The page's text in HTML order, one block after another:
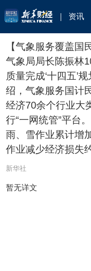
资讯
【气象服务覆盖国
气象局局长陈振林
质量完成‘十四五’
绍，气象服务国计
经济70余个行业大
行“一网统管”平台
雨、雪作业累计增
作业减少经济损失
新华社
暂无详文